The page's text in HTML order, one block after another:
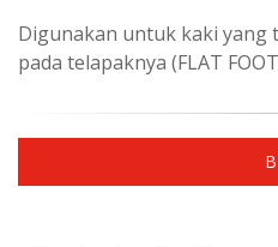
Digunakan untuk kaki yang
pada telapaknya (FLAT